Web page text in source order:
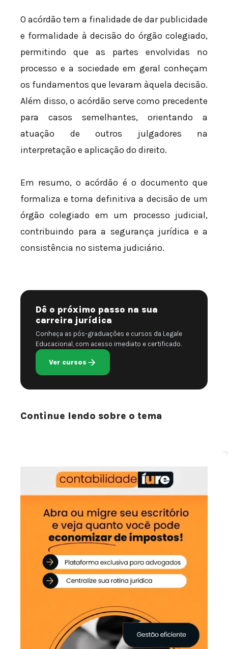
O acórdão tem a finalidade de dar publicidade
e formalidade à decisão do órgão colegiado,
permitindo que as partes envolvidas no
processo e a sociedade em geral conheçam
os fundamentos que levaram àquela decisão.
Além disso, o acórdão serve como precedente
para casos semelhantes, orientando a
atuação de outros julgadores na
interpretação e aplicação do direito.
Em resumo, o acórdão é o documento que
formaliza e torna definitiva a decisão de um
órgão colegiado em um processo judicial,
contribuindo para a segurança jurídica e a
consistência no sistema judiciário.
Dê o próximo passo na sua
carreira jurídica
Conheça as pós-graduações e cursos da Legale
Educacional, com acesso imediato e certificado.
Ver cursos
Continue lendo sobre o tema